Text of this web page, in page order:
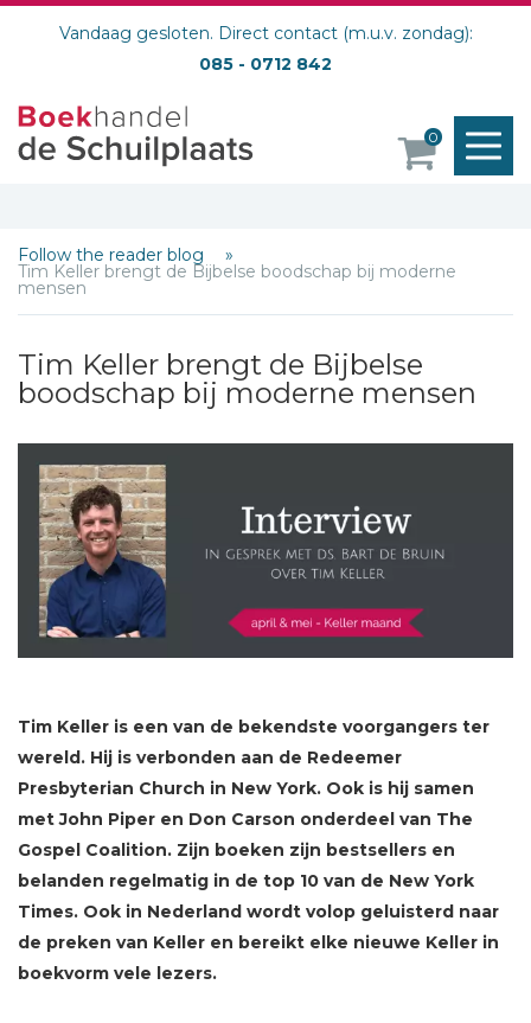
Vandaag gesloten. Direct contact (m.u.v. zondag):
085 - 0712 842
0
Follow the reader blog
Tim Keller brengt de Bijbelse boodschap bij moderne
mensen
Tim Keller brengt de Bijbelse
boodschap bij moderne mensen
Tim Keller is een van de bekendste voorgangers ter
wereld. Hij is verbonden aan de Redeemer
Presbyterian Church in New York. Ook is hij samen
met John Piper en Don Carson onderdeel van The
Gospel Coalition. Zijn boeken zijn bestsellers en
belanden regelmatig in de top 10 van de New York
Times. Ook in Nederland wordt volop geluisterd naar
de preken van Keller en bereikt elke nieuwe Keller in
boekvorm vele lezers.